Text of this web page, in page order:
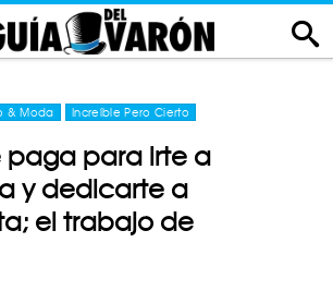
& Moda Increíble Pero Cierto
paga para irte a
y dedicarte a
el trabajo de